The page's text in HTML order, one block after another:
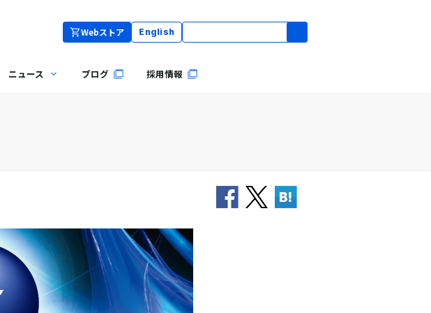
Webストア English
ニュース ブログ 採用情報